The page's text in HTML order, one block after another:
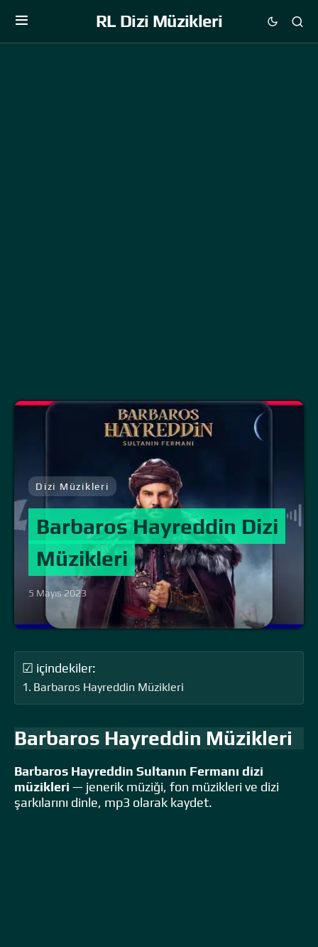
RL Dizi Müzikleri
Dizi Müzikleri
Barbaros Hayreddin Dizi
Müzikleri
5 Mayıs 2023
☑ içindekiler:
Barbaros Hayreddin Müzikleri
Barbaros Hayreddin Müzikleri
Barbaros Hayreddin Sultanın Fermanı dizi
müzikleri — jenerik müziği, fon müzikleri ve dizi
şarkılarını dinle, mp3 olarak kaydet.